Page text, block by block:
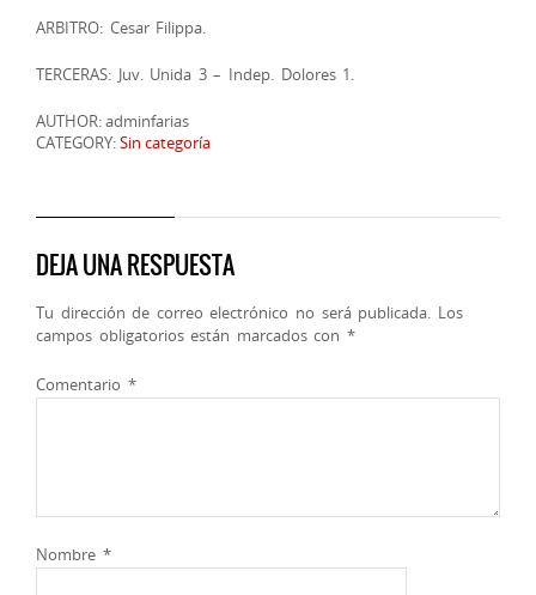
ARBITRO: Cesar Filippa.
TERCERAS: Juv. Unida 3 – Indep. Dolores 1.
AUTHOR: adminfarias
CATEGORY:Sin categoría
DEJA UNA RESPUESTA
Tu dirección de correo electrónico no será publicada. Los
campos obligatorios están marcados con *
Comentario *
Nombre *